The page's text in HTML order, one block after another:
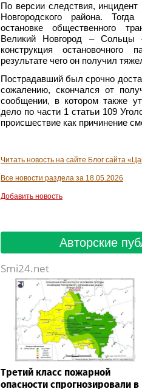
По версии следствия,
Новгородского района.
остановке общественного
Великий Новгород – Сольцы
конструкция
результате чего он получил
Пострадавший был срочно
сожалению, скончался от
сообщении, в котором также
дело по части 1 статьи 109
происшествие как причинение
Читать новость на сайте Блог сайта
Все новости раздела за 18.05.2026
Добавить новость
Авторские
Smi24.net
Третий класс пожарной
опасности спрогнозировали в